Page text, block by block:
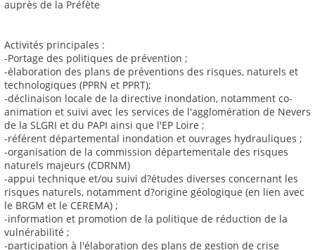
auprès de la Préfète
Activités principales :
-Portage des politiques de prévention ;
-élaboration des plans de préventions des risques, naturels et
technologiques (PPRN et PPRT);
-déclinaison locale de la directive inondation, notamment co-
animation et suivi avec les services de l'agglomération de Nevers
de la SLGRI et du PAPI ainsi que l'EP Loire ;
-référent départemental inondation et ouvrages hydrauliques ;
-organisation de la commission départementale des risques
naturels majeurs (CDRNM)
-appui technique et/ou suivi d?études diverses concernant les
risques naturels, notamment d?origine géologique (en lien avec
le BRGM et le CEREMA) ;
-information et promotion de la politique de réduction de la
vulnérabilité ;
-participation à l'élaboration des plans de gestion de crise